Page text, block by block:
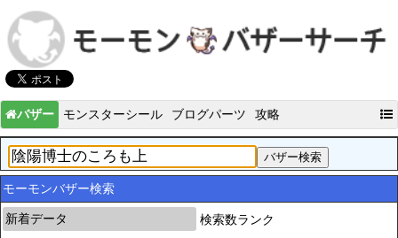
バザー モンスターシール ブログパーツ 攻略
モーモンバザー検索
新着データ
検索数ランク